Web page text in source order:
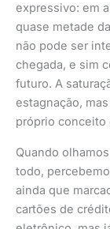
expressivo: em
quase metade
não pode ser
chegada, e sim
futuro. A
estagnação,
próprio conceito
Quando
todo,
ainda que
cartões de